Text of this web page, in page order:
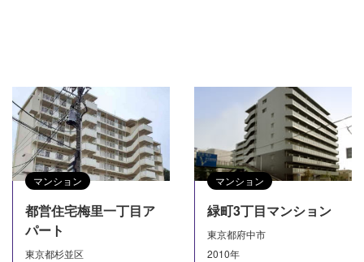
マンション
都営住宅梅里一丁目ア
パート
東京都杉並区
マンション
緑町3丁目マンション
東京都府中市
2010年